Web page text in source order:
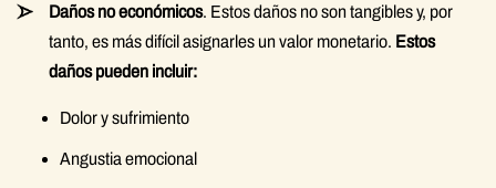
Daños no económicos. Estos daños no son tangibles y, por
tanto, es más difícil asignarles un valor monetario. Estos
daños pueden incluir:
Dolor y sufrimiento
Angustia emocional